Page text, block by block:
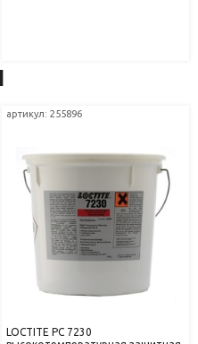
артикул: 255896
LOCTITE PC 7230